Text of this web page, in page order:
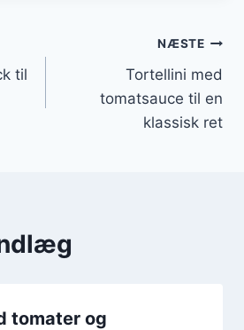
til
NÆSTE
Tortellini med
tomatsauce til en
klassisk ret
tomater og